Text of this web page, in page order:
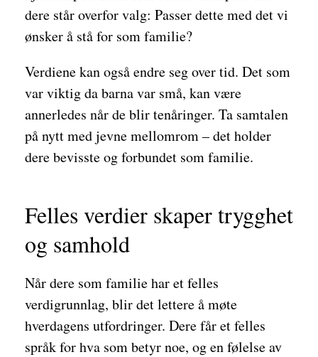
dere står overfor valg: Passer dette med det vi
ønsker å stå for som familie?
Verdiene kan også endre seg over tid. Det som
var viktig da barna var små, kan være
annerledes når de blir tenåringer. Ta samtalen
på nytt med jevne mellomrom – det holder
dere bevisste og forbundet som familie.
Felles verdier skaper trygghet
og samhold
Når dere som familie har et felles
verdigrunnlag, blir det lettere å møte
hverdagens utfordringer. Dere får et felles
språk for hva som betyr noe, og en følelse av